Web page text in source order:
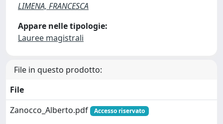
LIMENA, FRANCESCA
Appare nelle tipologie:
Lauree magistrali
File in questo prodotto:
File
Zanocco_Alberto.pdf
Accesso riservato